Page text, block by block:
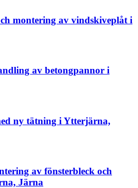
montering av vindskiveplåt i
av betongpannor i
ny tätning i Ytterjärna,
av fönsterbleck och
Järna